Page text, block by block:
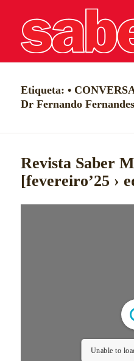
Etiqueta:•
Dr Fernando Fernandes
Revista Saber
[fevereiro’25 ›
Unable to